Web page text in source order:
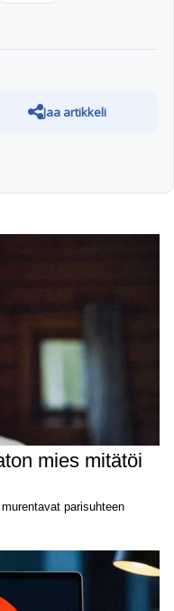
Jaa artikkeli